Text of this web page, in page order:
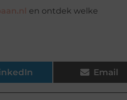
en ontdek welke
Email